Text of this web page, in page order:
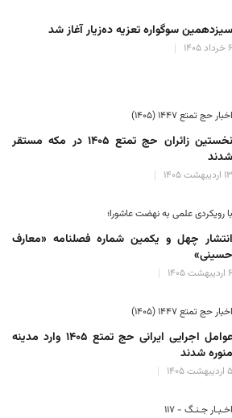
سیزدهمین سوگواره تعزیه ده‌زیار آغاز شد
۶ خرداد ۱۴۰۵
اخبار حج تمتع ۱۴۴۷ (۱۴۰۵)
نخستین زائران حج تمتع ۱۴۰۵ در مکه مستقر
شدند
۱۳ اردیبهشت ۱۴۰۵
با رویکردی علمی به نهضت عاشورا؛
انتشار چهل و یکمین شماره فصلنامه «معارف
حسینی»
۶ اردیبهشت ۱۴۰۵
اخبار حج تمتع ۱۴۴۷ (۱۴۰۵)
عوامل اجرایی ایرانی حج تمتع ۱۴۰۵ وارد مدینه
منوره ‌شدند
۵ اردیبهشت ۱۴۰۵
اخـبـار جـنـگ - ۱۱۷